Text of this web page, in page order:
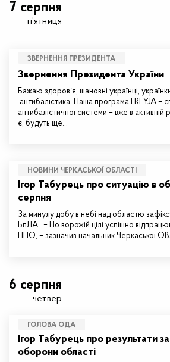
7 серпня
п’ятниця
ЗВЕРНЕННЯ ПРЕЗИДЕНТА
Звернення Президента України
Бажаю здоровʼя, шановні українці,
антибалістика. Наша програма FREYJA –
антибалістичної системи – вже в активній
є, будуть ще…
НОВИНИ ЧЕРКАСЬКОЇ ОБЛАСТІ
Ігор Табурець про ситуацію в
серпня
За минулу добу в небі над областю
БпЛА. – По ворожій цілі успішно
ППО, – зазначив начальник Черкаської
6 серпня
четвер
ГОЛОВА ОДА
Ігор Табурець про результати
оборони області